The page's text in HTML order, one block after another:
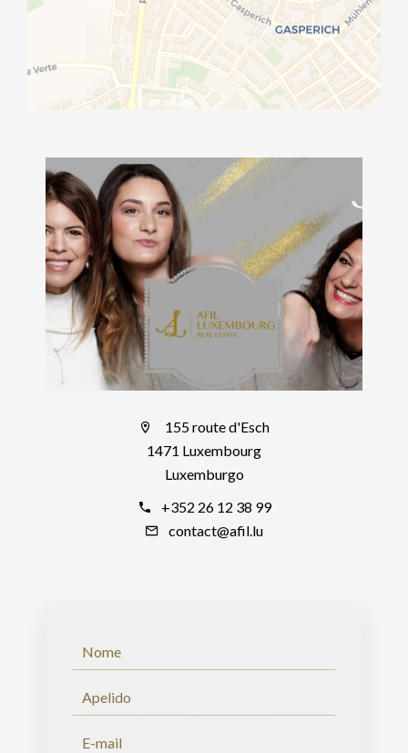
155 route d'Esch
1471 Luxembourg
Luxemburgo
+352 26 12 38 99
contact@afil.lu